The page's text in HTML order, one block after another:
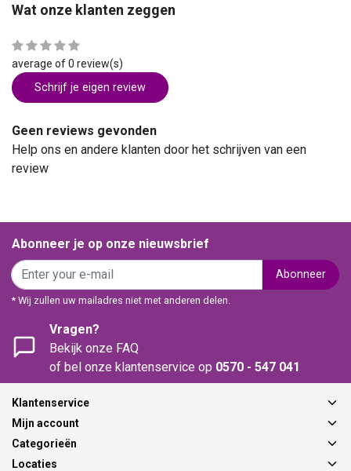
Wat onze klanten zeggen
average of 0 review(s)
Schrijf je eigen review
Geen reviews gevonden
Help ons en andere klanten door het schrijven van een
review
Abonneer je op onze nieuwsbrief
Abonneer
* Wij zullen uw mailadres niet met anderen delen.
Vragen?
Bekijk onze FAQ
of bel onze klantenservice op 0570 - 547 041
Klantenservice
Mijn account
Categorieën
Locaties